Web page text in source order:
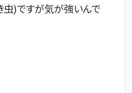
虫)ですが気が強いんで